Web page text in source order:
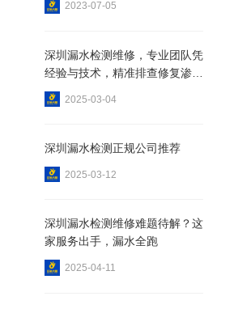
2023-07-05
深圳漏水检测维修，专业团队凭
经验与技术，精准排查修复渗漏
点
2025-03-04
深圳漏水检测正规公司推荐
2025-03-12
深圳漏水检测维修难题待解？这
家服务出手，漏水全跑
2025-04-11